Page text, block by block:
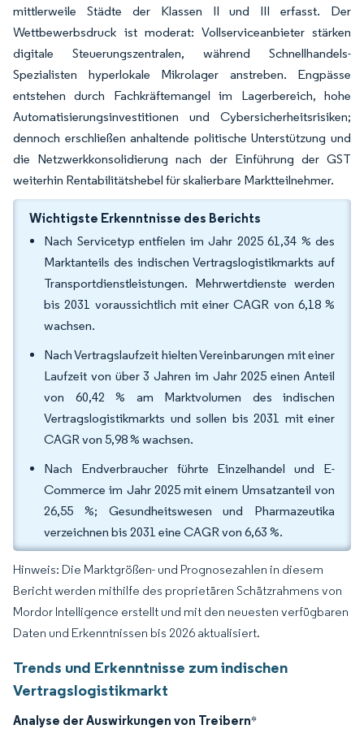
mittlerweile Städte der Klassen II und III erfasst. Der
Wettbewerbsdruck ist moderat: Vollserviceanbieter stärken
digitale Steuerungszentralen, während Schnellhandels-
Spezialisten hyperlokale Mikrolager anstreben. Engpässe
entstehen durch Fachkräftemangel im Lagerbereich, hohe
Automatisierungsinvestitionen und Cybersicherheitsrisiken;
dennoch erschließen anhaltende politische Unterstützung und
die Netzwerkkonsolidierung nach der Einführung der GST
weiterhin Rentabilitätshebel für skalierbare Marktteilnehmer.
Wichtigste Erkenntnisse des Berichts
Nach Servicetyp entfielen im Jahr 2025 61,34 % des
Marktanteils des indischen Vertragslogistikmarkts auf
Transportdienstleistungen. Mehrwertdienste werden
bis 2031 voraussichtlich mit einer CAGR von 6,18 %
wachsen.
Nach Vertragslaufzeit hielten Vereinbarungen mit einer
Laufzeit von über 3 Jahren im Jahr 2025 einen Anteil
von 60,42 % am Marktvolumen des indischen
Vertragslogistikmarkts und sollen bis 2031 mit einer
CAGR von 5,98 % wachsen.
Nach Endverbraucher führte Einzelhandel und E-
Commerce im Jahr 2025 mit einem Umsatzanteil von
26,55 %; Gesundheitswesen und Pharmazeutika
verzeichnen bis 2031 eine CAGR von 6,63 %.
Hinweis: Die Marktgrößen- und Prognosezahlen in diesem
Bericht werden mithilfe des proprietären Schätzrahmens von
Mordor Intelligence erstellt und mit den neuesten verfügbaren
Daten und Erkenntnissen bis 2026 aktualisiert.
Trends und Erkenntnisse zum indischen
Vertragslogistikmarkt
Analyse der Auswirkungen von Treibern*